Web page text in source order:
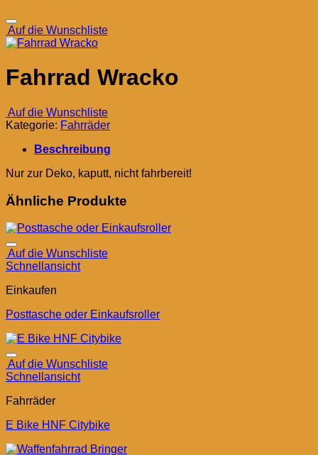
Auf die Wunschliste
Fahrrad Wracko
Auf die Wunschliste
Kategorie: Fahrräder
Beschreibung
Nur zur Deko, kaputt, nicht fahrbereit!
Ähnliche Produkte
Auf die Wunschliste
Schnellansicht
Einkaufen
Posttasche oder Einkaufsroller
Auf die Wunschliste
Schnellansicht
Fahrräder
E Bike HNF Citybike